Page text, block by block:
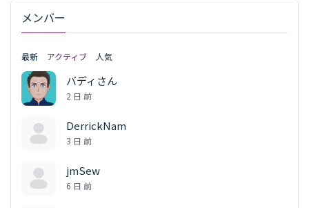
メンバー
最新 アクティブ 人気
バディさん
2 日 前
DerrickNam
3 日 前
jmSew
6 日 前